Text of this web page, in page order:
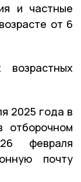
и частные
от 6
2025 года в
отборочном
февраля
почту